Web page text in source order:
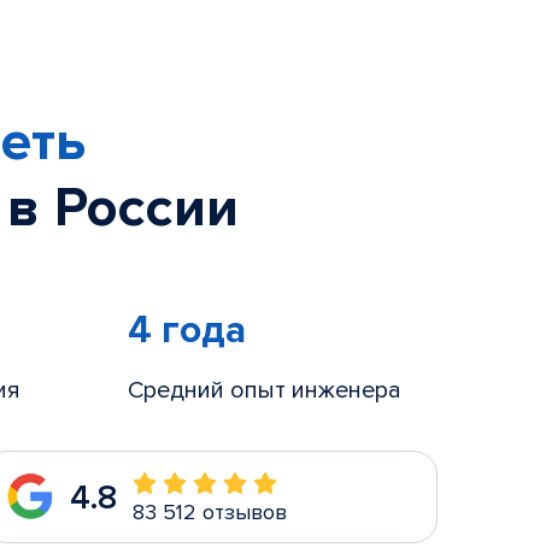
России
4 года
Средний опыт инженера
4.8 83 512 отзывов